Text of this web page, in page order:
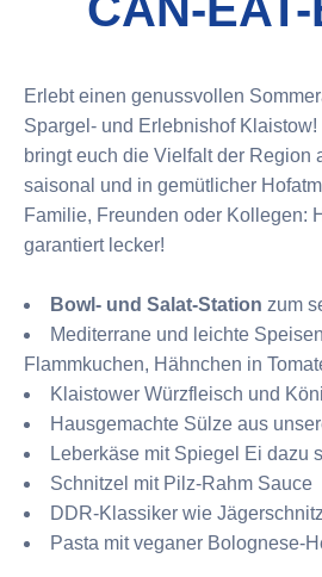
Erlebt einen genussvollen
Spargel- und Erlebnishof
bringt euch die Vielfalt der Region
saisonal und in gemütlicher
Familie, Freunden oder Kollegen:
garantiert lecker!
Bowl- und Salat-Station zum
Mediterrane und leichte
Flammkuchen, Hähnchen in
Klaistower Würzfleisch und
Hausgemachte Sülze aus
Leberkäse mit Spiegel Ei dazu
Schnitzel mit Pilz-Rahm Sauce
DDR-Klassiker wie
Pasta mit veganer Bolognese-